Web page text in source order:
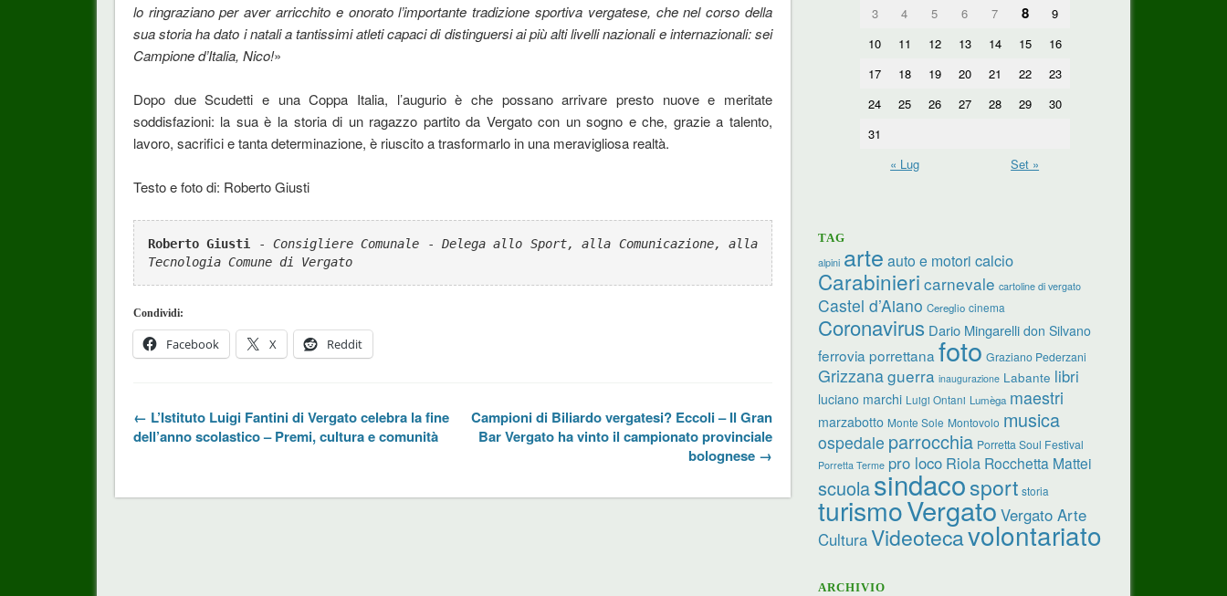
lo ringraziano per aver arricchito e onorato l’importante tradizione sportiva vergatese, che nel corso della
sua storia ha dato i natali a tantissimi atleti capaci di distinguersi ai più alti livelli nazionali e internazionali: sei
Campione d’Italia, Nico!»
Dopo due Scudetti e una Coppa Italia, l’augurio è che possano arrivare presto nuove e meritate
soddisfazioni: la sua è la storia di un ragazzo partito da Vergato con un sogno e che, grazie a talento,
lavoro, sacrifici e tanta determinazione, è riuscito a trasformarlo in una meravigliosa realtà.
Testo e foto di: Roberto Giusti
Roberto Giusti - Consigliere Comunale - Delega allo Sport, alla Comunicazione, alla
Tecnologia Comune di Vergato
Condividi:
Facebook X Reddit
← L’Istituto Luigi Fantini di Vergato celebra la fine
dell’anno scolastico – Premi, cultura e comunità
Campioni di Biliardo vergatesi? Eccoli – Il Gran
Bar Vergato ha vinto il campionato provinciale
bolognese →
3
4 5 6 7 8
9
10
11 12 13 14 15
16
17
18 19 20 21 22
23
24
25 26 27 28 29
30
31
« Lug
Set »
TAG
alpini arte auto e motori calcio
Carabinieri carnevale cartoline di vergato
Castel d’Aiano Cereglio cinema
Coronavirus Dario Mingarelli don Silvano
ferrovia porrettana foto Graziano Pederzani
Grizzanaguerra inaugurazione Labante libri
luciano marchi Luigi Ontani Lumèga maestri
marzabotto Monte Sole Montovolo musica
ospedale parrocchia Porretta Soul Festival
Porretta Terme pro loco Riola Rocchetta Mattei
scuolasindacosport storia
turismoVergato Vergato Arte
CulturaVideotecavolontariato
ARCHIVIO